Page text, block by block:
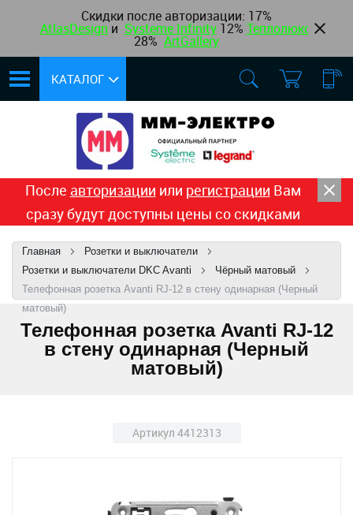
Скидки после авторизации: 17%
AtlasDesign и Systeme Infinity12% Теплолюкс
28% ArtGallery
КАТАЛОГ
После авторизации или регистрации Вам
сразу будут доступны цены со скидками
Главная
Розетки и выключатели
Розетки и выключатели DKC Avanti
Чёрный матовый
Телефонная розетка Avanti RJ-12 в стену одинарная (Черный
матовый)
Телефонная розетка Avanti RJ-12
в стену одинарная (Черный
матовый)
Артикул 4412313